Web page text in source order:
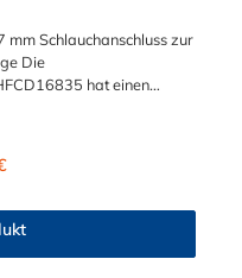
Schlauchanschluss zur
Die
hat einen
Verbindungsstück zum
-40 °C bis 138
Preis: